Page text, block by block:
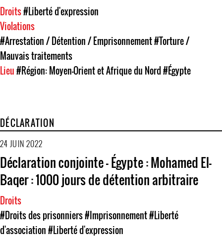
Droits#Liberté d'expression
Violations
#Arrestation / Détention / Emprisonnement#Torture /
Mauvais traitements
Lieu#Région: Moyen-Orient et Afrique du Nord#Égypte
DÉCLARATION
24 JUIN 2022
Déclaration conjointe — Égypte : Mohamed El-
Baqer : 1000 jours de détention arbitraire
Droits
#Droits des prisonniers#Imprisonnement#Liberté
d'association#Liberté d'expression